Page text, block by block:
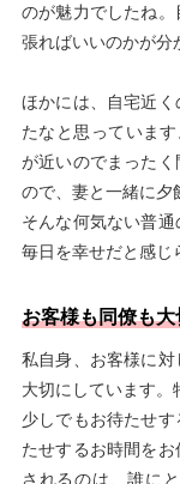
のが魅力でしたね
張ればいいのかが分
ほかには、自宅近
たなと思っていま
が近いのでまった
ので、妻と一緒に夕
そんな何気ない普
毎日を幸せだと感じ
お客様も同僚も
私自身、お客様に
大切にしています。
少しでもお待たせ
たせするお時間を
されるのは、誰に